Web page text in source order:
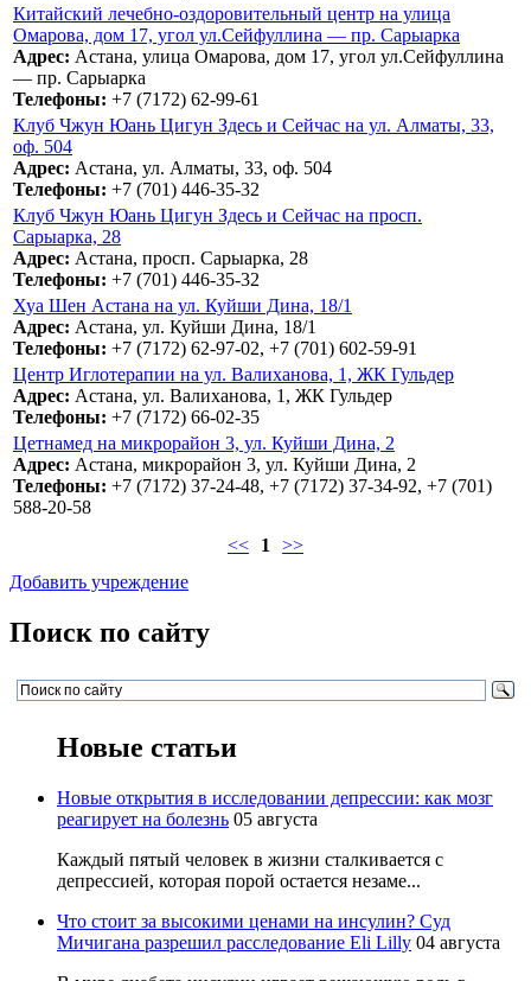
Китайский лечебно-оздоровительный центр на улица
Омарова, дом 17, угол ул.Сейфуллина — пр. Сарыарка
Адрес: Астана, улица Омарова, дом 17, угол ул.Сейфуллина
— пр. Сарыарка
Телефоны: +7 (7172) 62-99-61
Клуб Чжун Юань Цигун Здесь и Сейчас на ул. Алматы, 33,
оф. 504
Адрес: Астана, ул. Алматы, 33, оф. 504
Телефоны: +7 (701) 446-35-32
Клуб Чжун Юань Цигун Здесь и Сейчас на просп.
Сарыарка, 28
Адрес: Астана, просп. Сарыарка, 28
Телефоны: +7 (701) 446-35-32
Хуа Шен Астана на ул. Куйши Дина, 18/1
Адрес: Астана, ул. Куйши Дина, 18/1
Телефоны: +7 (7172) 62-97-02, +7 (701) 602-59-91
Центр Иглотерапии на ул. Валиханова, 1, ЖК Гульдер
Адрес: Астана, ул. Валиханова, 1, ЖК Гульдер
Телефоны: +7 (7172) 66-02-35
Цетнамед на микрорайон 3, ул. Куйши Дина, 2
Адрес: Астана, микрорайон 3, ул. Куйши Дина, 2
Телефоны: +7 (7172) 37-24-48, +7 (7172) 37-34-92, +7 (701)
588-20-58
<<
1 >>
Добавить учреждение
Поиск по сайту
Новые статьи
Новые открытия в исследовании депрессии: как мозг
реагирует на болезнь 05 августа
Каждый пятый человек в жизни сталкивается с
депрессией, которая порой остается незаме...
Что стоит за высокими ценами на инсулин? Суд
Мичигана разрешил расследование Eli Lilly 04 августа